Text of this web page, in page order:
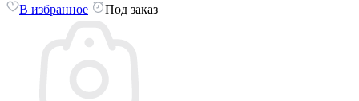
В избранное
Под заказ